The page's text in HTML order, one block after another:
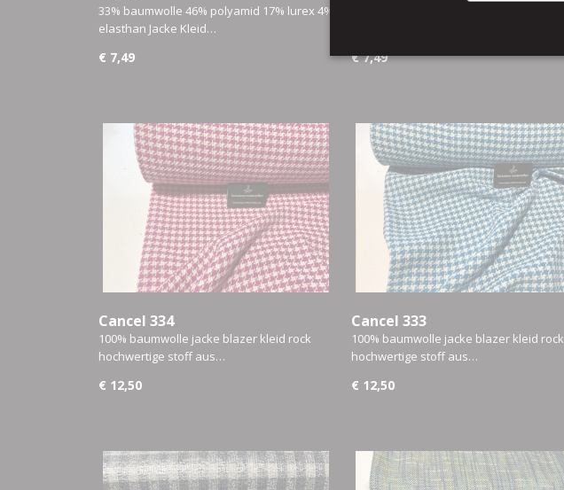
33% baumwolle 46% polyamid 17% lurex 4%
elasthan Jacke Kleid…
€ 7,49 € 7,49
Cancel 334
100% baumwolle jacke blazer kleid rock
hochwertige stoff aus…
€ 12,50
Cancel 333
100% baumwolle jacke blazer kleid rock
hochwertige stoff aus…
€ 12,50